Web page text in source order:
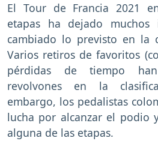
El Tour de Francia 2021
etapas ha dejado muchos
cambiado lo previsto en la
Varios retiros de favoritos
pérdidas de tiempo
revolvones en la
embargo, los pedalistas
lucha por alcanzar el podio
alguna de las etapas.